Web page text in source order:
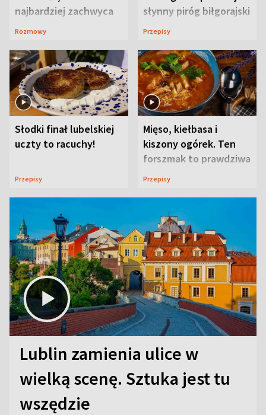
najbardziej zachwyca
ją w Lublinie
Rozmowy
słynny piróg biłgorajski
Przepisy
Słodki finał lubelskiej
uczty to racuchy!
Przepisy
Mięso, kiełbasa i
kiszony ogórek. Ten
forszmak to prawdziwa
uczta
Przepisy
Lublin zamienia ulice w
wielką scenę. Sztuka jest tu
wszędzie